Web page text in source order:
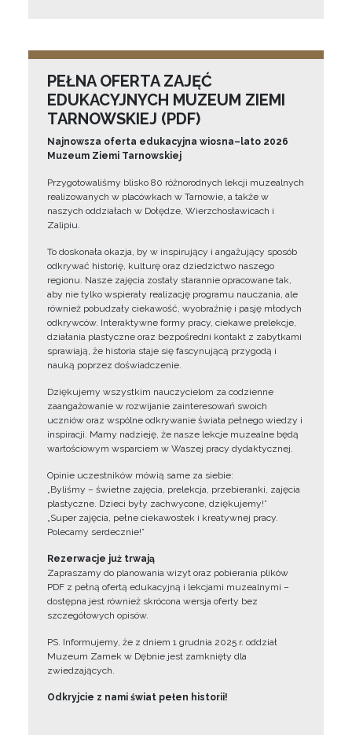
PEŁNA OFERTA ZAJĘĆ
EDUKACYJNYCH MUZEUM ZIEMI
TARNOWSKIEJ (PDF)
Najnowsza oferta edukacyjna wiosna–lato 2026
Muzeum Ziemi Tarnowskiej
Przygotowaliśmy blisko 80 różnorodnych lekcji muzealnych
realizowanych w placówkach w Tarnowie, a także w
naszych oddziałach w Dołędze, Wierzchosławicach i
Zalipiu.
To doskonała okazja, by w inspirujący i angażujący sposób
odkrywać historię, kulturę oraz dziedzictwo naszego
regionu. Nasze zajęcia zostały starannie opracowane tak,
aby nie tylko wspierały realizację programu nauczania, ale
również pobudzały ciekawość, wyobraźnię i pasję młodych
odkrywców. Interaktywne formy pracy, ciekawe prelekcje,
działania plastyczne oraz bezpośredni kontakt z zabytkami
sprawiają, że historia staje się fascynującą przygodą i
nauką poprzez doświadczenie.
Dziękujemy wszystkim nauczycielom za codzienne
zaangażowanie w rozwijanie zainteresowań swoich
uczniów oraz wspólne odkrywanie świata pełnego wiedzy i
inspiracji. Mamy nadzieję, że nasze lekcje muzealne będą
wartościowym wsparciem w Waszej pracy dydaktycznej.
Opinie uczestników mówią same za siebie:
„Byliśmy – świetne zajęcia, prelekcja, przebieranki, zajęcia
plastyczne. Dzieci były zachwycone, dziękujemy!”
„Super zajęcia, pełne ciekawostek i kreatywnej pracy.
Polecamy serdecznie!”
Rezerwacje już trwają
Zapraszamy do planowania wizyt oraz pobierania plików
PDF z pełną ofertą edukacyjną i lekcjami muzealnymi –
dostępna jest również skrócona wersja oferty bez
szczegółowych opisów.
PS. Informujemy, że z dniem 1 grudnia 2025 r. oddział
Muzeum Zamek w Dębnie jest zamknięty dla
zwiedzających.
Odkryjcie z nami świat pełen historii!